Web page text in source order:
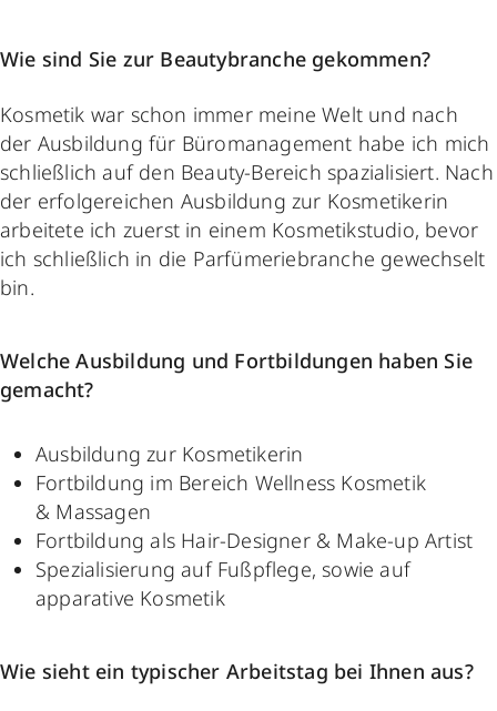
Wie sind Sie zur Beautybranche gekommen?
Kosmetik war schon immer meine Welt und nach
der Ausbildung für Büromanagement habe ich mich
schließlich auf den Beauty-Bereich spazialisiert. Nach
der erfolgereichen Ausbildung zur Kosmetikerin
arbeitete ich zuerst in einem Kosmetikstudio, bevor
ich schließlich in die Parfümeriebranche gewechselt
bin.
Welche Ausbildung und Fortbildungen haben Sie
gemacht?
Ausbildung zur Kosmetikerin
Fortbildung im Bereich Wellness Kosmetik
& Massagen
Fortbildung als Hair-Designer & Make-up Artist
Spezialisierung auf Fußpflege, sowie auf
apparative Kosmetik
Wie sieht ein typischer Arbeitstag bei Ihnen aus?